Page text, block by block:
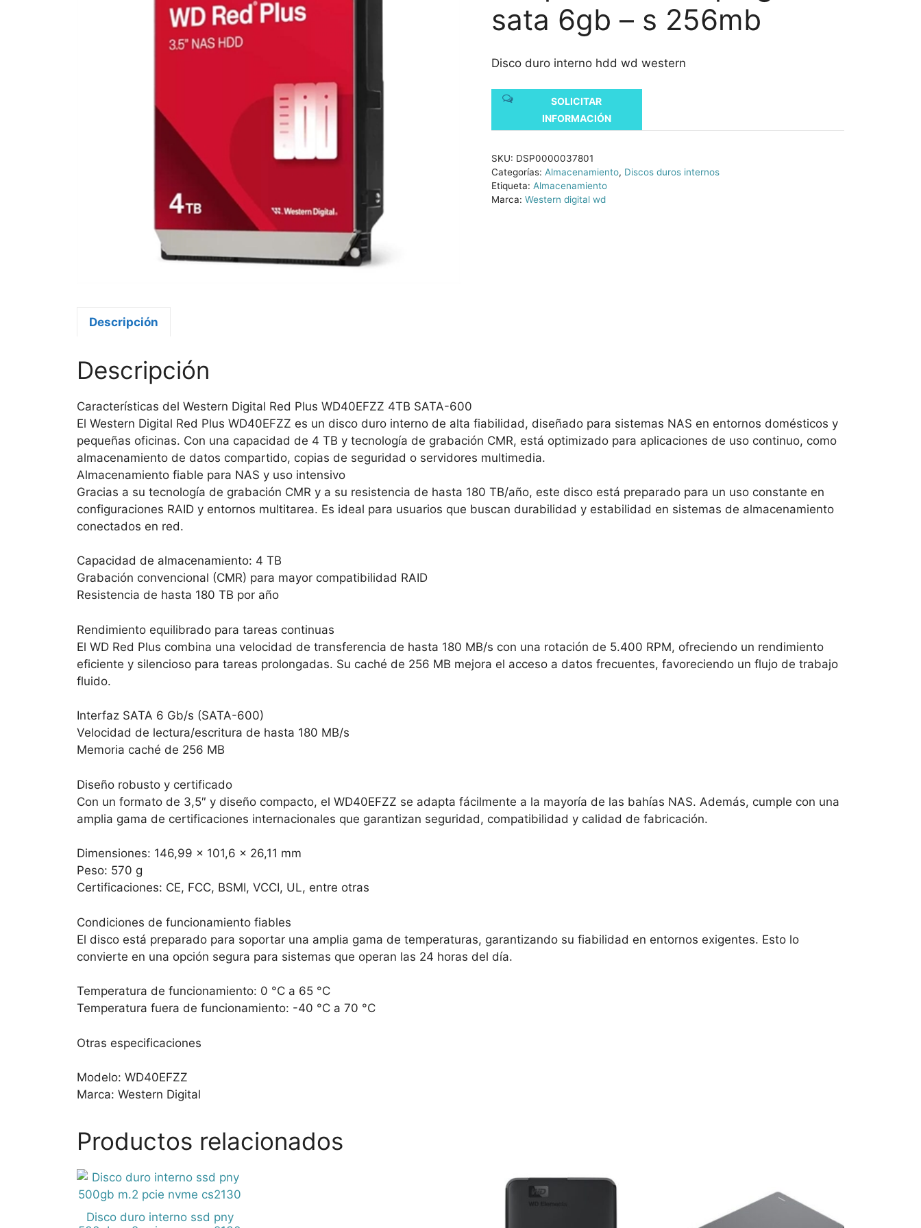
sata 6gb – s 256mb
Disco duro interno hdd wd western
SOLICITAR
INFORMACIÓN
SKU: DSP0000037801
Categorías: Almacenamiento, Discos duros internos
Etiqueta: Almacenamiento
Marca: Western digital wd
Descripción
Descripción
Características del Western Digital Red Plus WD40EFZZ 4TB SATA-600
El Western Digital Red Plus WD40EFZZ es un disco duro interno de alta fiabilidad, diseñado para sistemas NAS en entornos domésticos y
pequeñas oficinas. Con una capacidad de 4 TB y tecnología de grabación CMR, está optimizado para aplicaciones de uso continuo, como
almacenamiento de datos compartido, copias de seguridad o servidores multimedia.
Almacenamiento fiable para NAS y uso intensivo
Gracias a su tecnología de grabación CMR y a su resistencia de hasta 180 TB/año, este disco está preparado para un uso constante en
configuraciones RAID y entornos multitarea. Es ideal para usuarios que buscan durabilidad y estabilidad en sistemas de almacenamiento
conectados en red.
Capacidad de almacenamiento: 4 TB
Grabación convencional (CMR) para mayor compatibilidad RAID
Resistencia de hasta 180 TB por año
Rendimiento equilibrado para tareas continuas
El WD Red Plus combina una velocidad de transferencia de hasta 180 MB/s con una rotación de 5.400 RPM, ofreciendo un rendimiento
eficiente y silencioso para tareas prolongadas. Su caché de 256 MB mejora el acceso a datos frecuentes, favoreciendo un flujo de trabajo
fluido.
Interfaz SATA 6 Gb/s (SATA-600)
Velocidad de lectura/escritura de hasta 180 MB/s
Memoria caché de 256 MB
Diseño robusto y certificado
Con un formato de 3,5″ y diseño compacto, el WD40EFZZ se adapta fácilmente a la mayoría de las bahías NAS. Además, cumple con una
amplia gama de certificaciones internacionales que garantizan seguridad, compatibilidad y calidad de fabricación.
Dimensiones: 146,99 x 101,6 x 26,11 mm
Peso: 570 g
Certificaciones: CE, FCC, BSMI, VCCI, UL, entre otras
Condiciones de funcionamiento fiables
El disco está preparado para soportar una amplia gama de temperaturas, garantizando su fiabilidad en entornos exigentes. Esto lo
convierte en una opción segura para sistemas que operan las 24 horas del día.
Temperatura de funcionamiento: 0 °C a 65 °C
Temperatura fuera de funcionamiento: -40 °C a 70 °C
Otras especificaciones
Modelo: WD40EFZZ
Marca: Western Digital
Productos relacionados
Disco duro interno ssd pny